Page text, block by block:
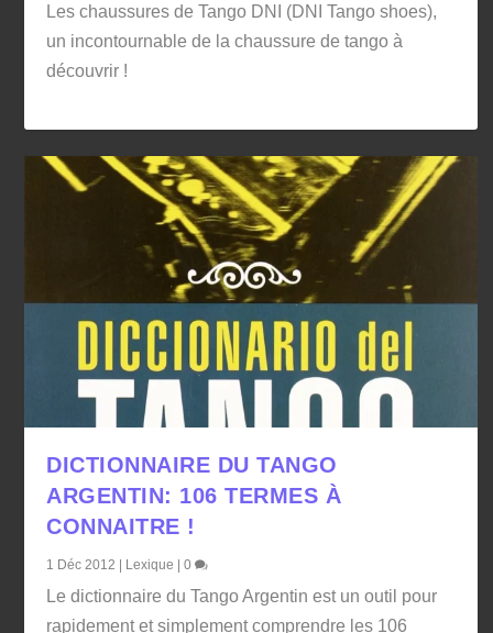
Les chaussures de Tango DNI (DNI Tango shoes),
un incontournable de la chaussure de tango à
découvrir !
DICTIONNAIRE DU TANGO
ARGENTIN: 106 TERMES À
CONNAITRE !
1 Déc 2012 | Lexique |0
Le dictionnaire du Tango Argentin est un outil pour
rapidement et simplement comprendre les 106